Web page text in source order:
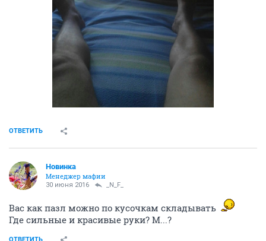
ОТВЕТИТЬ
Новинка
Менеджер мафии
30 июня 2016 _N_F_
Вас как пазл можно по кусочкам складывать
Где сильные и красивые руки? М...?